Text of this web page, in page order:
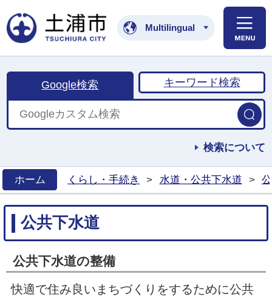
土浦市公式ホームペ
Multilingual
Google検索 キーワード検索
検索について
ホーム
くらし・手続き > 水道・公共下水道 >
公共下水道
公共下水道の整備
快適で住み良いまちづくりをするために公共